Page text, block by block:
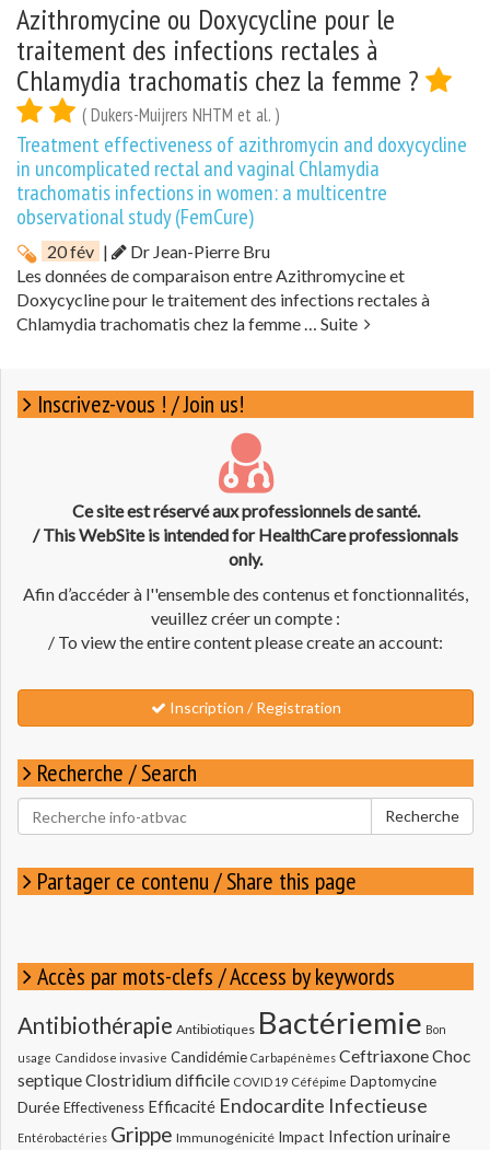
Azithromycine ou Doxycycline pour le
traitement des infections rectales à
Chlamydia trachomatis chez la femme ?
( Dukers-Muijrers NHTM et al. )
Treatment effectiveness of azithromycin and doxycycline
in uncomplicated rectal and vaginal Chlamydia
trachomatis infections in women: a multicentre
observational study (FemCure)
20 fév |
Dr Jean-Pierre Bru
Les données de comparaison entre Azithromycine et
Doxycycline pour le traitement des infections rectales à
Chlamydia trachomatis chez la femme … Suite
Inscrivez-vous ! / Join us!
Ce site est réservé aux professionnels de santé.
/ This WebSite is intended for HealthCare professionnals
only.
Afin d’accéder à l''ensemble des contenus et fonctionnalités,
veuillez créer un compte :
/ To view the entire content please create an account:
Inscription / Registration
Recherche / Search
Rechercher
pour
Recherche
Partager ce contenu / Share this page
Accès par mots-clefs / Access by keywords
Antibiothérapie Antibiotiques Bactériemie Bon
usage Candidose invasive Candidémie Carbapénèmes CeftriaxoneChoc
septiqueClostridium difficile COVID 19 Céfépime Daptomycine
Durée Effectiveness Efficacité Endocardite Infectieuse
Entérobactéries Grippe Immunogénicité Impact Infection urinaire